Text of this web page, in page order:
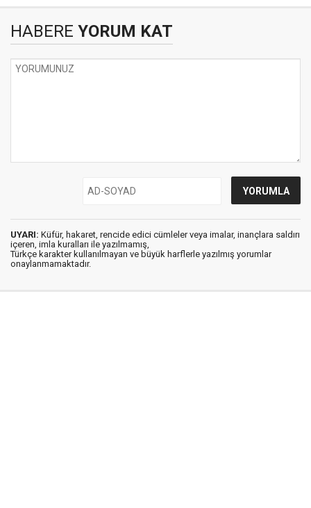
HABERE YORUM KAT
UYARI: Küfür, hakaret, rencide edici cümleler veya imalar, inançlara saldırı
içeren, imla kuralları ile yazılmamış,
Türkçe karakter kullanılmayan ve büyük harflerle yazılmış yorumlar
onaylanmamaktadır.